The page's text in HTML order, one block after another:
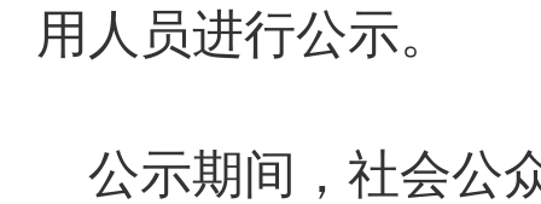
用人员进行公示。
公示期间，社会公